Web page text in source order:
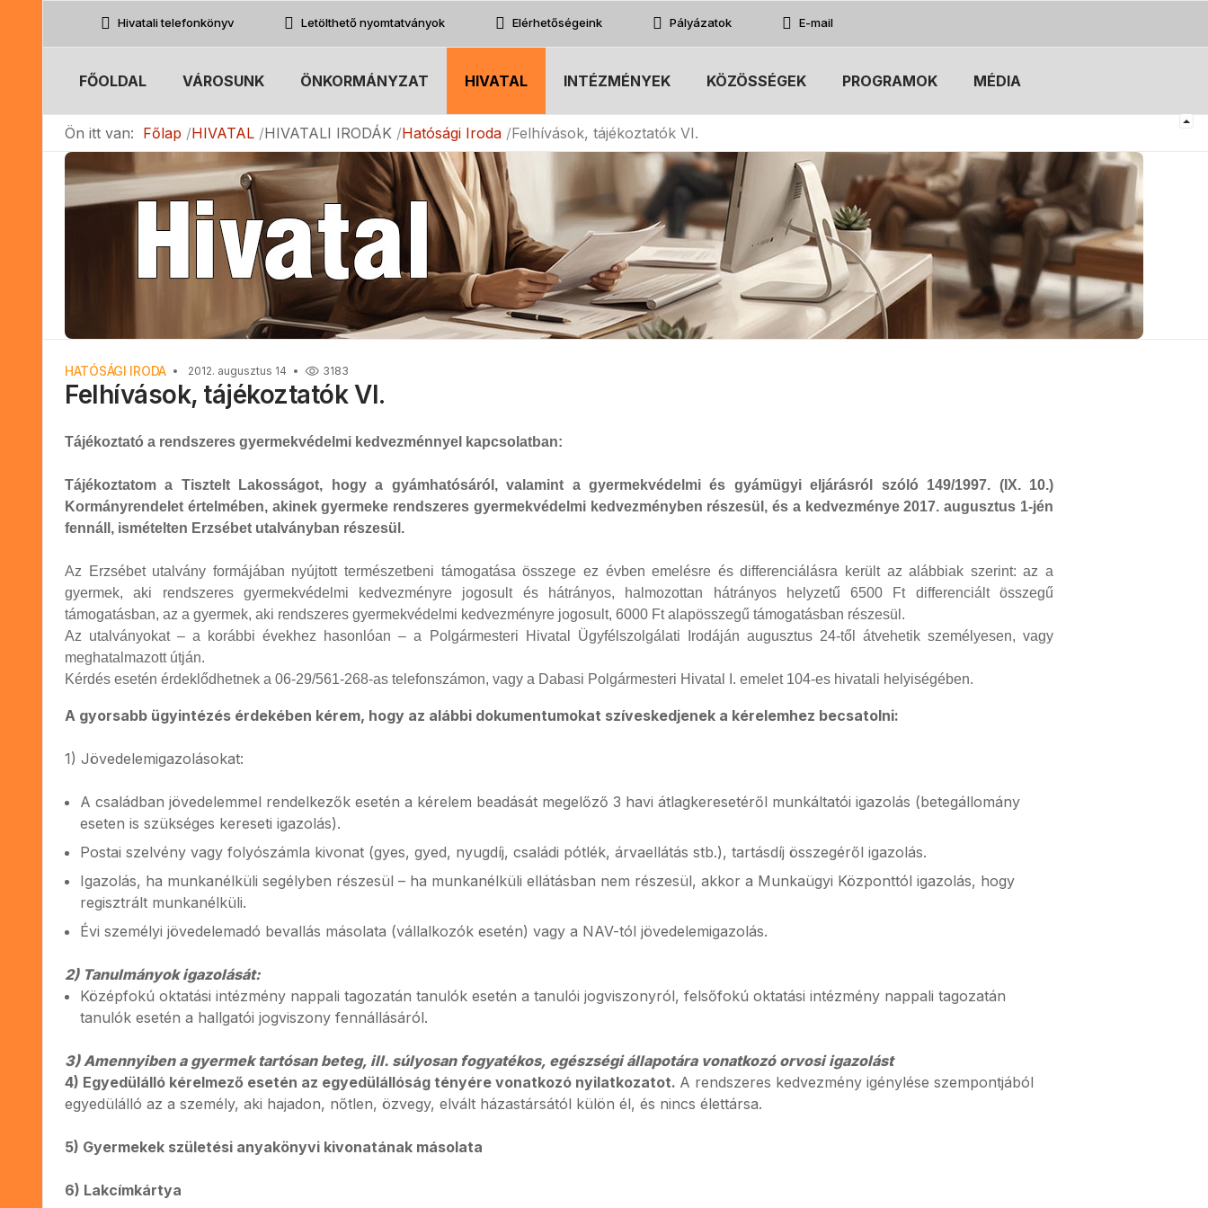
Hivatali telefonkönyv Letölthető nyomtatványok Elérhetőségeink Pályázatok E-mail
FŐOLDAL VÁROSUNK ÖNKORMÁNYZAT HIVATAL INTÉZMÉNYEK KÖZÖSSÉGEK PROGRAMOK MÉDIA
Ön itt van: Főlap HIVATAL HIVATALI IRODÁK Hatósági Iroda Felhívások, tájékoztatók VI.
HATÓSÁGI IRODA 2012. augusztus 14 3183
Felhívások, tájékoztatók VI.
Tájékoztató a rendszeres gyermekvédelmi kedvezménnyel kapcsolatban:
Tájékoztatom a Tisztelt Lakosságot, hogy a gyámhatósáról, valamint a gyermekvédelmi és gyámügyi eljárásról szóló 149/1997. (IX. 10.)
Kormányrendelet értelmében, akinek gyermeke rendszeres gyermekvédelmi kedvezményben részesül, és a kedvezménye 2017. augusztus 1-jén
fennáll, ismételten Erzsébet utalványban részesül.
Az Erzsébet utalvány formájában nyújtott természetbeni támogatása összege ez évben emelésre és differenciálásra került az alábbiak szerint: az a
gyermek, aki rendszeres gyermekvédelmi kedvezményre jogosult és hátrányos, halmozottan hátrányos helyzetű 6500 Ft differenciált összegű
támogatásban, az a gyermek, aki rendszeres gyermekvédelmi kedvezményre jogosult, 6000 Ft alapösszegű támogatásban részesül.
Az utalványokat – a korábbi évekhez hasonlóan – a Polgármesteri Hivatal Ügyfélszolgálati Irodáján augusztus 24-től átvehetik személyesen, vagy
meghatalmazott útján.
Kérdés esetén érdeklődhetnek a 06-29/561-268-as telefonszámon, vagy a Dabasi Polgármesteri Hivatal I. emelet 104-es hivatali helyiségében.
A gyorsabb ügyintézés érdekében kérem, hogy az alábbi dokumentumokat szíveskedjenek a kérelemhez becsatolni:
1) Jövedelemigazolásokat:
A családban jövedelemmel rendelkezők esetén a kérelem beadását megelőző 3 havi átlagkeresetéről munkáltatói igazolás (betegállomány
eseten is szükséges kereseti igazolás).
Postai szelvény vagy folyószámla kivonat (gyes, gyed, nyugdíj, családi pótlék, árvaellátás stb.), tartásdíj összegéről igazolás.
Igazolás, ha munkanélküli segélyben részesül – ha munkanélküli ellátásban nem részesül, akkor a Munkaügyi Központtól igazolás, hogy
regisztrált munkanélküli.
Évi személyi jövedelemadó bevallás másolata (vállalkozók esetén) vagy a NAV-tól jövedelemigazolás.
2) Tanulmányok igazolását:
Középfokú oktatási intézmény nappali tagozatán tanulók esetén a tanulói jogviszonyról, felsőfokú oktatási intézmény nappali tagozatán
tanulók esetén a hallgatói jogviszony fennállásáról.
3) Amennyiben a gyermek tartósan beteg, ill. súlyosan fogyatékos, egészségi állapotára vonatkozó orvosi igazolást
4) Egyedülálló kérelmező esetén az egyedülállóság tényére vonatkozó nyilatkozatot. A rendszeres kedvezmény igénylése szempontjából
egyedülálló az a személy, aki hajadon, nőtlen, özvegy, elvált házastársától külön él, és nincs élettársa.
5) Gyermekek születési anyakönyvi kivonatának másolata
6) Lakcímkártya